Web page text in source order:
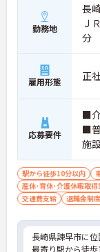
勤務地
長
Ｊ
分
雇用形態 正
応募要件
■
■
施
駅から徒歩10分以内
産休･育休･介護休暇取得
交通費支給
退職金制
長崎県諫早市に位
最寄り駅から徒